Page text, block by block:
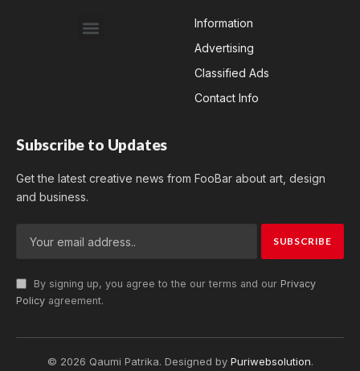
Information
Advertising
Classified Ads
Contact Info
Subscribe to Updates
Get the latest creative news from FooBar about art, design
and business.
By signing up, you agree to the our terms and our Privacy
Policy agreement.
© 2026 Qaumi Patrika. Designed by Puriwebsolution.